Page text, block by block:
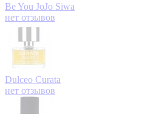
Be You JoJo Siwa
нет отзывов
Dulceo Curata
нет отзывов